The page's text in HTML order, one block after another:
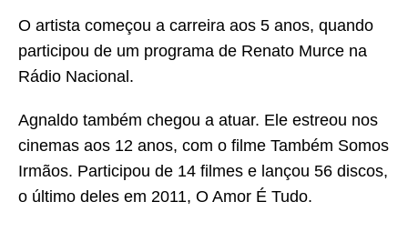
O artista começou a carreira aos 5 anos, quando
participou de um programa de Renato Murce na
Rádio Nacional.
Agnaldo também chegou a atuar. Ele estreou nos
cinemas aos 12 anos, com o filme Também Somos
Irmãos. Participou de 14 filmes e lançou 56 discos,
o último deles em 2011, O Amor É Tudo.